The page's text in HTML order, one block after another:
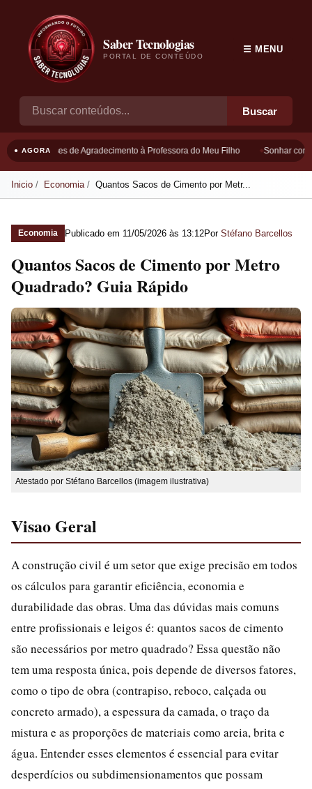
Saber Tecnologias
PORTAL DE CONTEÚDO
Buscar
☰ MENU
● AGORAFrases de Agradecimento à Professora do Meu Filho Sonhar com
Inicio Economia Quantos Sacos de Cimento por Metr...
Economia Publicado em 11/05/2026 às 13:12Por Stéfano Barcellos
Quantos Sacos de Cimento por Metro
Quadrado? Guia Rápido
Atestado por Stéfano Barcellos (imagem ilustrativa)
Visao Geral
A construção civil é um setor que exige precisão em todos
os cálculos para garantir eficiência, economia e
durabilidade das obras. Uma das dúvidas mais comuns
entre profissionais e leigos é: quantos sacos de cimento
são necessários por metro quadrado? Essa questão não
tem uma resposta única, pois depende de diversos fatores,
como o tipo de obra (contrapiso, reboco, calçada ou
concreto armado), a espessura da camada, o traço da
mistura e as proporções de materiais como areia, brita e
água. Entender esses elementos é essencial para evitar
desperdícios ou subdimensionamentos que possam